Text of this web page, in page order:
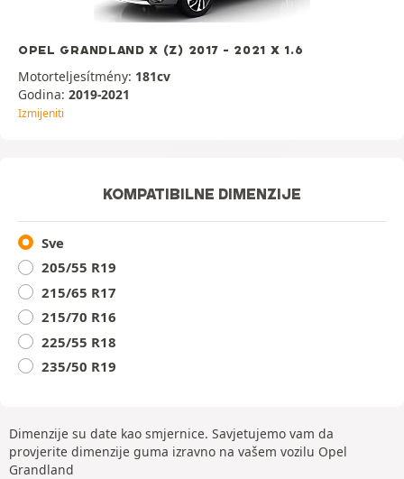
OPEL GRANDLAND X (Z) 2017 - 2021 X 1.6
Motorteljesítmény: 181cv
Godina: 2019-2021
Izmijeniti
KOMPATIBILNE DIMENZIJE
Sve
205/55 R19
215/65 R17
215/70 R16
225/55 R18
235/50 R19
Dimenzije su date kao smjernice. Savjetujemo vam da
provjerite dimenzije guma izravno na vašem vozilu Opel
Grandland